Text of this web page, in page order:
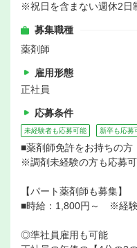
※祝日を含まない週休2日
募集職種
薬剤師
雇用形態
正社員
応募条件
未経験者も応募可能 新卒も応募
■薬剤師免許をお持ちの方
※調剤未経験の方も応募
【パート薬剤師も募集】
■時給：1,800円～ ※経験
◎準社員雇用も可能